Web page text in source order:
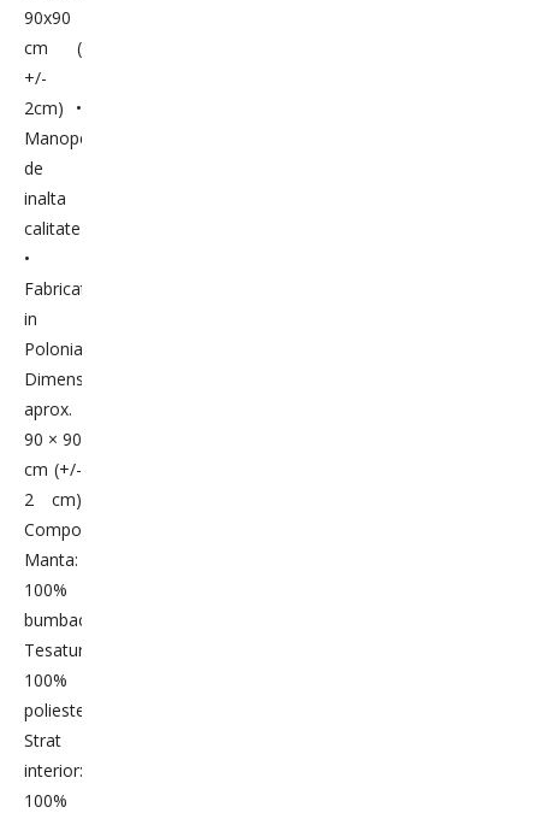
90x90
cm (
+/-
2cm) •
Manopera
de
inalta
calitate
•
Fabricat
in
Polonia
Dimensiuni:
aprox.
90 × 90
cm (+/-
2 cm)
Compozitie:
Manta:
100%
bumbac
Tesatura:
100%
poliester
Strat
interior:
100%